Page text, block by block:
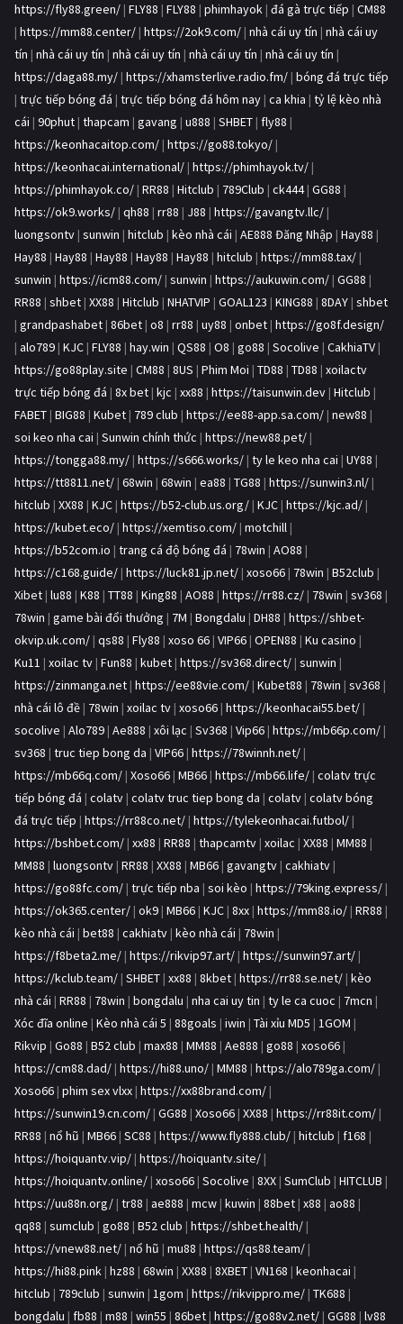
https://fly88.green/ | FLY88 | FLY88 | phimhayok | đá gà trực tiếp | CM88
| https://mm88.center/ | https://2ok9.com/ | nhà cái uy tín | nhà cái uy
tín | nhà cái uy tín | nhà cái uy tín | nhà cái uy tín | nhà cái uy tín |
https://daga88.my/ | https://xhamsterlive.radio.fm/ | bóng đá trực tiếp
| trực tiếp bóng đá | trực tiếp bóng đá hôm nay | ca khia | tỷ lệ kèo nhà
cái | 90phut | thapcam | gavang | u888 | SHBET | fly88 |
https://keonhacaitop.com/ | https://go88.tokyo/ |
https://keonhacai.international/ | https://phimhayok.tv/ |
https://phimhayok.co/ | RR88 | Hitclub | 789Club | ck444| GG88 |
https://ok9.works/ | qh88 | rr88 | J88 | https://gavangtv.llc/ |
luongsontv | sunwin | hitclub | kèo nhà cái | AE888 Đăng Nhập | Hay88 |
Hay88 | Hay88 | Hay88 | Hay88 | Hay88 | hitclub | https://mm88.tax/ |
sunwin | https://icm88.com/ | sunwin | https://aukuwin.com/ | GG88 |
RR88 | shbet | XX88 | Hitclub | NHATVIP | GOAL123 | KING88 | 8DAY | shbet
| grandpashabet | 86bet | o8 | rr88 | uy88 | onbet | https://go8f.design/
| alo789 | KJC | FLY88 | hay.win | QS88 | O8 | go88 | Socolive | CakhiaTV |
https://go88play.site | CM88 | 8US | Phim Moi | TD88 | TD88 | xoilactv
trực tiếp bóng đá | 8x bet | kjc | xx88 | https://taisunwin.dev | Hitclub |
FABET | BIG88 | Kubet | 789 club | https://ee88-app.sa.com/ | new88 |
soi keo nha cai | Sunwin chính thức | https://new88.pet/ |
https://tongga88.my/ | https://s666.works/ | ty le keo nha cai | UY88 |
https://tt8811.net/ | 68win | 68win | ea88 | TG88 | https://sunwin3.nl/ |
hitclub | XX88 | KJC | https://b52-club.us.org/ | KJC | https://kjc.ad/ |
https://kubet.eco/ | https://xemtiso.com/ | motchill |
https://b52com.io | trang cá độ bóng đá | 78win | AO88 |
https://c168.guide/ | https://luck81.jp.net/ | xoso66 | 78win | B52club |
Xibet | lu88 | K88 | TT88 | King88 | AO88 | https://rr88.cz/ | 78win | sv368 |
78win | game bài đổi thưởng | 7M | Bongdalu | DH88 | https://shbet-
okvip.uk.com/ | qs88 | Fly88 | xoso 66 | VIP66 | OPEN88 | Ku casino |
Ku11 | xoilac tv | Fun88 | kubet | https://sv368.direct/ | sunwin |
https://zinmanga.net | https://ee88vie.com/ | Kubet88 | 78win | sv368 |
nhà cái lô đề | 78win | xoilac tv | xoso66 | https://keonhacai55.bet/ |
socolive | Alo789 | Ae888 | xôi lạc | Sv368 | Vip66 | https://mb66p.com/ |
sv368 | truc tiep bong da | VIP66 | https://78winnh.net/ |
https://mb66q.com/ | Xoso66 | MB66 | https://mb66.life/ | colatv trực
tiếp bóng đá | colatv | colatv truc tiep bong da | colatv | colatv bóng
đá trực tiếp | https://rr88co.net/ | https://tylekeonhacai.futbol/ |
https://bshbet.com/ | xx88 | RR88 | thapcamtv | xoilac | XX88 | MM88 |
MM88 | luongsontv | RR88 | XX88 | MB66 | gavangtv | cakhiatv |
https://go88fc.com/ | trực tiếp nba | soi kèo | https://79king.express/ |
https://ok365.center/ | ok9 | MB66 | KJC | 8xx | https://mm88.io/ | RR88 |
kèo nhà cái | bet88 | cakhiatv | kèo nhà cái | 78win |
https://f8beta2.me/ | https://rikvip97.art/ | https://sunwin97.art/ |
https://kclub.team/ | SHBET | xx88 | 8kbet | https://rr88.se.net/ | kèo
nhà cái | RR88 | 78win | bongdalu | nha cai uy tin | ty le ca cuoc | 7mcn |
Xóc đĩa online | Kèo nhà cái 5 | 88goals | iwin | Tài xỉu MD5 | 1GOM |
Rikvip | Go88 | B52 club | max88 | MM88 | Ae888 | go88 | xoso66 |
https://cm88.dad/ | https://hi88.uno/ | MM88 | https://alo789ga.com/ |
Xoso66 | phim sex vlxx | https://xx88brand.com/ |
https://sunwin19.cn.com/ | GG88 | Xoso66 | XX88 | https://rr88it.com/ |
RR88 | nổ hũ | MB66 | SC88 | https://www.fly888.club/ | hitclub | f168 |
https://hoiquantv.vip/ | https://hoiquantv.site/ |
https://hoiquantv.online/ | xoso66 | Socolive | 8XX | SumClub | HITCLUB |
https://uu88n.org/ | tr88 | ae888 | mcw | kuwin | 88bet | x88 | ao88 |
qq88 | sumclub | go88 | B52 club | https://shbet.health/ |
https://vnew88.net/ | nổ hũ | mu88 | https://qs88.team/ |
https://hi88.pink | hz88 | 68win | XX88 | 8XBET | VN168 | keonhacai |
hitclub | 789club | sunwin | 1gom | https://rikvippro.me/ | TK688 |
bongdalu | fb88 | m88 | win55 | 86bet | https://go88v2.net/ | GG88 | lv88